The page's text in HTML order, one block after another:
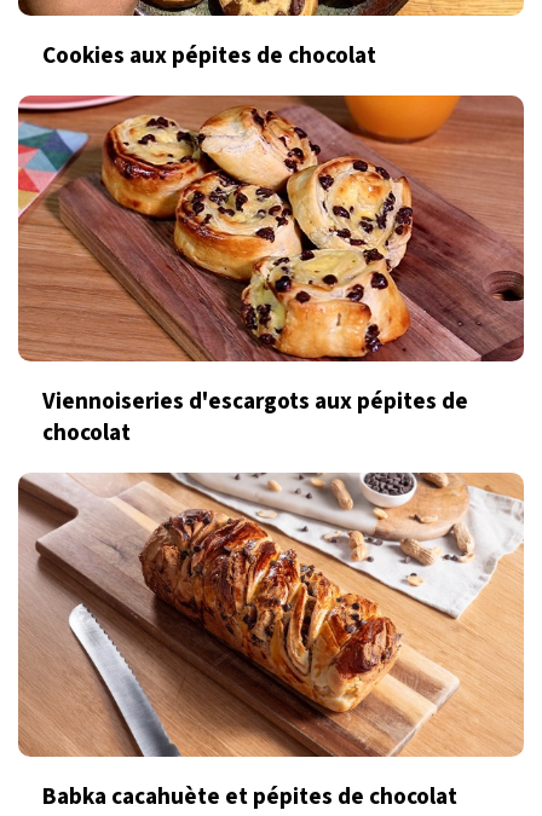
Cookies aux pépites de chocolat
Viennoiseries d'escargots aux pépites de
chocolat
Babka cacahuète et pépites de chocolat